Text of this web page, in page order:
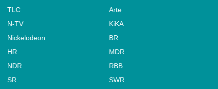
TLC
Arte
N-TV
KiKA
Nickelodeon
BR
HR
MDR
NDR
RBB
SR
SWR